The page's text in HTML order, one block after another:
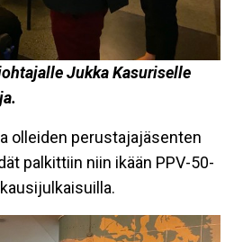
Jukka Kasuriselle
olleiden perustajajäsenten
palkittiin niin ikään PPV-50-